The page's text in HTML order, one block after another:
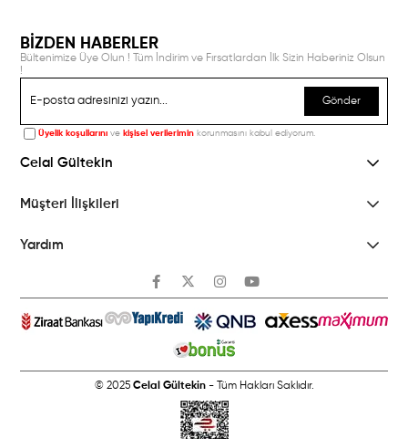
BİZDEN HABERLER
Bültenimize Üye Olun ! Tüm İndirim ve Fırsatlardan İlk Sizin Haberiniz Olsun
!
Gönder
Üyelik koşullarını ve kişisel verilerimin korunmasını kabul ediyorum.
Celal Gültekin
Müşteri İlişkileri
Yardım
© 2025Celal Gültekin- Tüm Hakları Saklıdır.